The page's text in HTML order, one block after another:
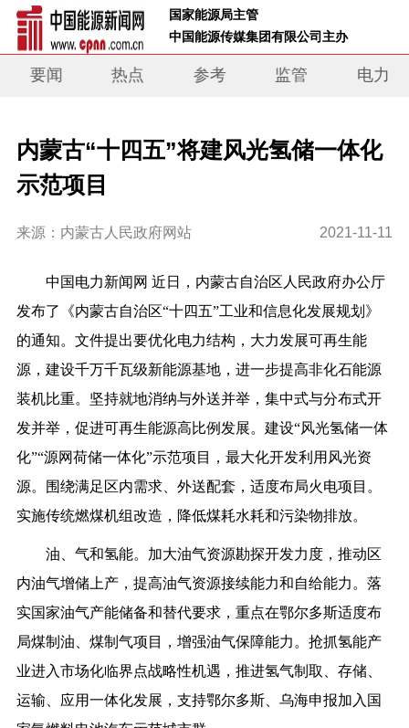
国家能源局主管
中国能源传媒集团有限公司主办
要闻 热点 参考 监管 电力
内蒙古“十四五”将建风光氢储一体化
示范项目
来源：内蒙古人民政府网站 2021-11-11
中 国电力新闻网 近日，内蒙古自治区人民政府办公厅
发布了《内蒙古自治区“十四五”工业和信息化发展规划》
的通知。文件提出要优化电力结构，大力发展可再生能
源，建设千万千瓦级新能源基地，进一步提高非化石能源
装机比重。坚持就地消纳与外送并举，集中式与分布式开
发并举，促进可再生能源高比例发展。建设“风光氢储一体
化”“源网荷储一体化”示范项目，最大化开发利用风光资
源。围绕满足区内需求、外送配套，适度布局火电项目。
实施传统燃煤机组改造，降低煤耗水耗和污染物排放。
油、气和氢能。加大油气资源勘探开发力度，推动区
内油气增储上产，提高油气资源接续能力和自给能力。落
实国家油气产能储备和替代要求，重点在鄂尔多斯适度布
局煤制油、煤制气项目，增强油气保障能力。抢抓氢能产
业进入市场化临界点战略性机遇，推进氢气制取、存储、
运输、应用一体化发展，支持鄂尔多斯、乌海申报加入国